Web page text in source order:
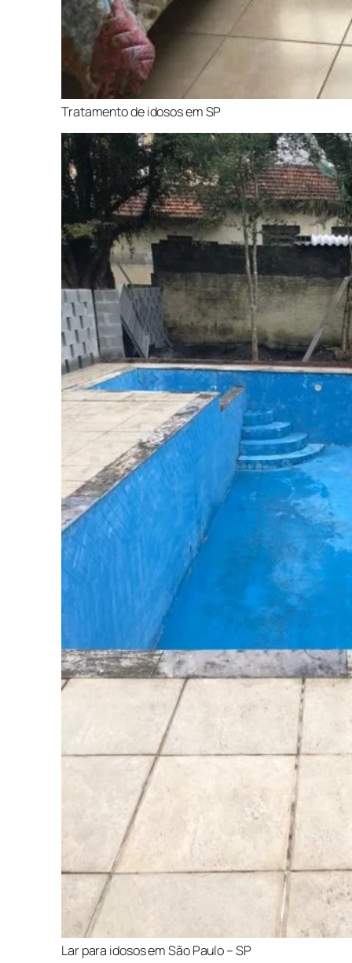
Tratamento de idosos em SP
Lar para idosos em São Paulo – SP